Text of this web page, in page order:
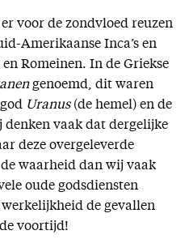
voor de zondvloed reuzen
Amerikaanse Inca’s en
Romeinen. In de Griekse
genoemd, dit waren
Uranus(de hemel) en de
denken vaak dat dergelijke
deze overgeleverde
waarheid dan wij vaak
oude godsdiensten
de gevallen
voortijd!